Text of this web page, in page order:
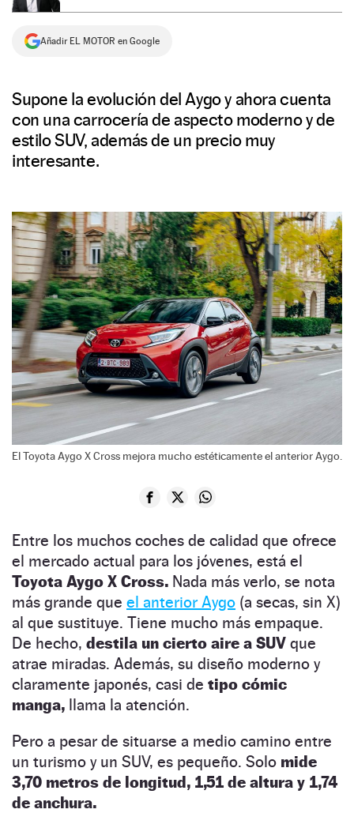
Añadir EL MOTOR en Google
Supone la evolución del Aygo y ahora cuenta
con una carrocería de aspecto moderno y de
estilo SUV, además de un precio muy
interesante.
El Toyota Aygo X Cross mejora mucho estéticamente el anterior Aygo.
Entre los muchos coches de calidad que ofrece
el mercado actual para los jóvenes, está el
Toyota Aygo X Cross. Nada más verlo, se nota
más grande que el anterior Aygo (a secas, sin X)
al que sustituye. Tiene mucho más empaque.
De hecho, destila un cierto aire a SUV que
atrae miradas. Además, su diseño moderno y
claramente japonés, casi de tipo cómic
manga, llama la atención.
Pero a pesar de situarse a medio camino entre
un turismo y un SUV, es pequeño. Solo mide
3,70 metros de longitud, 1,51 de altura y 1,74
de anchura.